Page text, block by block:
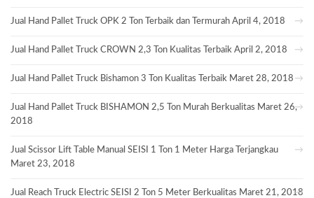
Jual Hand Pallet Truck OPK 2 Ton Terbaik dan Termurah April 4, 2018
Jual Hand Pallet Truck CROWN 2,3 Ton Kualitas Terbaik April 2, 2018
Jual Hand Pallet Truck Bishamon 3 Ton Kualitas Terbaik Maret 28, 2018
Jual Hand Pallet Truck BISHAMON 2,5 Ton Murah Berkualitas Maret 26,
2018
Jual Scissor Lift Table Manual SEISI 1 Ton 1 Meter Harga Terjangkau
Maret 23, 2018
Jual Reach Truck Electric SEISI 2 Ton 5 Meter Berkualitas Maret 21, 2018